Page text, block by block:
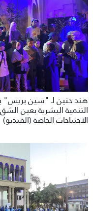
هند حنين لـ "سين بريس"
التنمية البشرية بعين
الاحنياجات الخاصة (الفيديو)